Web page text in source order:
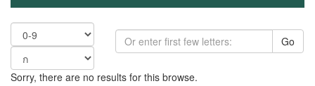
Go
Sorry, there are no results for this browse.